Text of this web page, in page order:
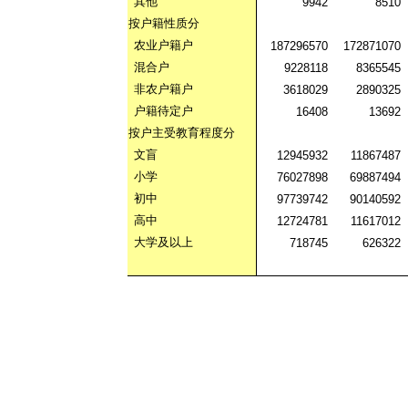
按户籍性质分
农业户籍户
187296570
172871070
混合户
9228118
8365545
非农户籍户
3618029
2890325
户籍待定户
16408
13692
按户主受教育程度分
文盲
12945932
11867487
小学
76027898
69887494
初中
97739742
90140592
高中
12724781
11617012
大学及以上
718745 626322